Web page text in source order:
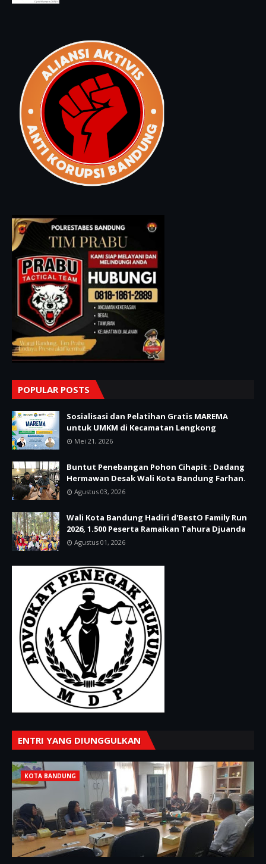
POPULAR POSTS
Sosialisasi dan Pelatihan Gratis MAREMA
untuk UMKM di Kecamatan Lengkong
Mei 21, 2026
Buntut Penebangan Pohon Cihapit : Dadang
Hermawan Desak Wali Kota Bandung Farhan.
Agustus 03, 2026
Wali Kota Bandung Hadiri d'BestO Family Run
2026, 1.500 Peserta Ramaikan Tahura Djuanda
Agustus 01, 2026
ENTRI YANG DIUNGGULKAN
KOTA BANDUNG